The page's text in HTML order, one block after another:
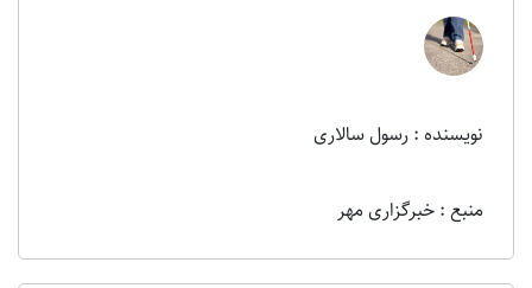
نویسنده : رسول سالاری
منبع : خبرگزاری مهر